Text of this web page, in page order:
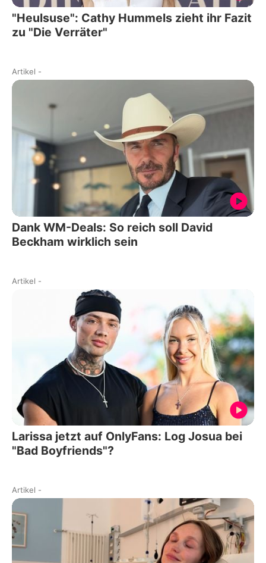
"Heulsuse": Cathy Hummels zieht ihr Fazit
zu "Die Verräter"
Artikel -
Dank WM-Deals: So reich soll David
Beckham wirklich sein
Artikel -
Larissa jetzt auf OnlyFans: Log Josua bei
"Bad Boyfriends"?
Artikel -